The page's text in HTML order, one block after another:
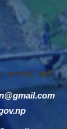
,सानागाउँ, डोटी
,